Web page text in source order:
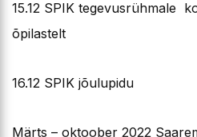
15.12 SPIK tegevusrühmale
õpilastelt
16.12 SPIK jõulupidu
Märts – oktoober 2022